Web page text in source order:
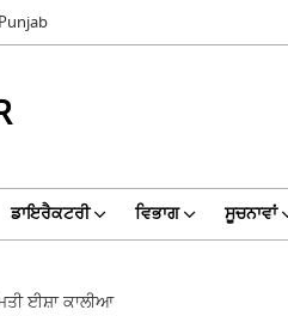
ਡਾਇਰੈਕਟਰੀ ਵਿਭਾਗ ਸੂਚਨਾਵਾਂ
ਈਸ਼ਾ ਕਾਲੀਆ